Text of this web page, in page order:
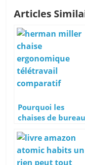
Articles
Pourquoi les
chaises de bureau
sont-elles si chères
?